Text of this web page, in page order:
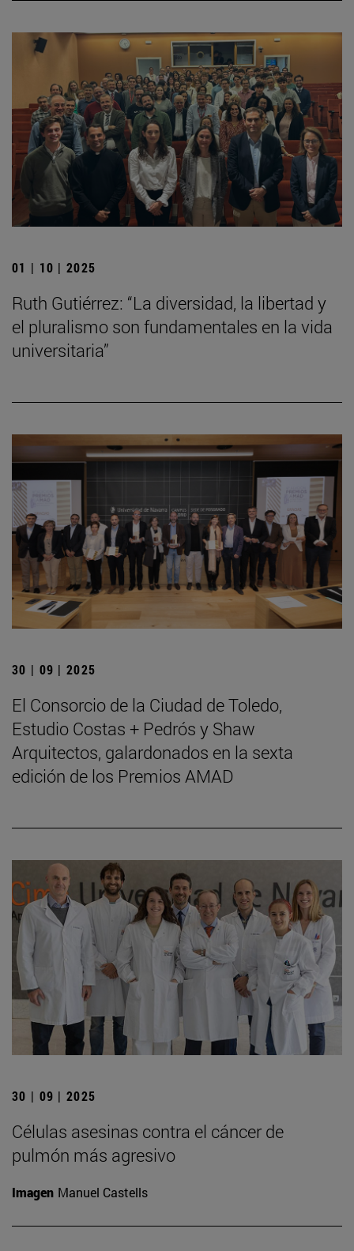
01 | 10 | 2025
Ruth Gutiérrez: “La diversidad, la libertad y
el pluralismo son fundamentales en la vida
universitaria”
30 | 09 | 2025
El Consorcio de la Ciudad de Toledo,
Estudio Costas + Pedrós y Shaw
Arquitectos, galardonados en la sexta
edición de los Premios AMAD
30 | 09 | 2025
Células asesinas contra el cáncer de
pulmón más agresivo
Imagen Manuel Castells